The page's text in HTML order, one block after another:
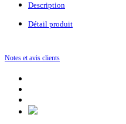
Description
Détail produit
Notes et avis clients